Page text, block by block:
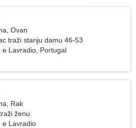
Ovan
traži stariju damu 46-53
e Lavradio, Portugal
Rak
ženu
e Lavradio